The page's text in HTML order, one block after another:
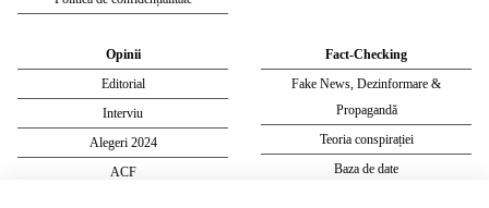
Opinii
Editorial
Interviu
Alegeri 2024
ACF
Fact-Checking
Fake News, Dezinformare &
Propagandă
Teoria conspirației
Baza de date